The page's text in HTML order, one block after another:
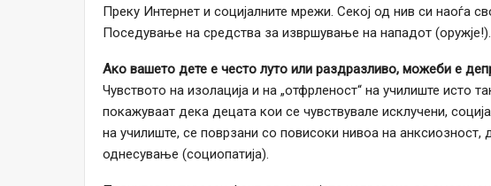
Преку Интернет и социјалните мрежи. Секој од нив си наоѓа
Поседување на средства за извршување на нападот (оружје!).
Ако вашето дете е често луто или раздразливо, можеби е
Чувството на изолација и на „отфрленост“ на училиште исто
покажуваат дека децата кои се чувствувале исклучени,
на училиште, се поврзани со повисоки нивоа на анксиозност,
однесување (социопатија).